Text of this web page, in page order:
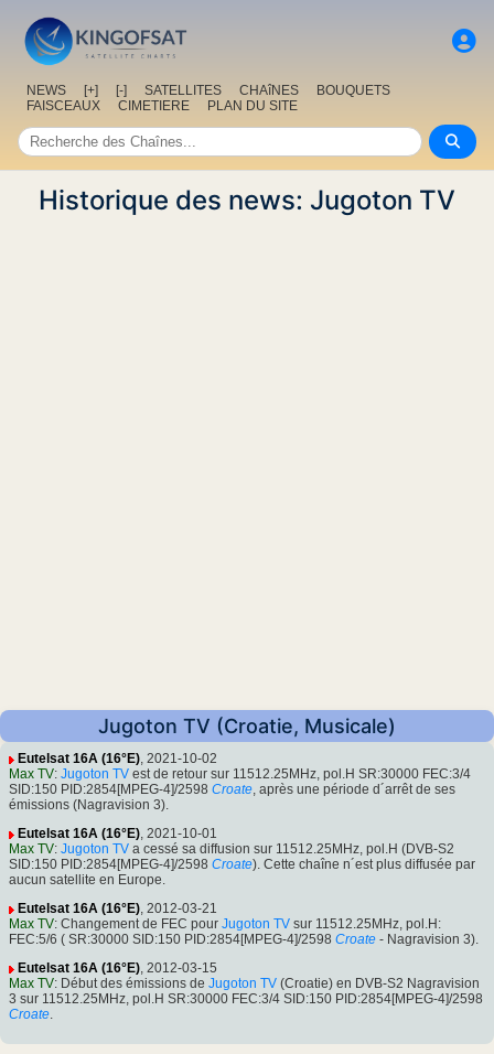
NEWS [+] [-] SATELLITES CHAîNES
BOUQUETS
FAISCEAUX
CIMETIERE PLAN DU SITE
Historique des news: Jugoton TV
Jugoton TV (Croatie, Musicale)
Eutelsat 16A (16°E), 2021-10-02
Max TV: Jugoton TV est de retour sur 11512.25MHz, pol.H SR:30000 FEC:3/4
SID:150 PID:2854[MPEG-4]/2598 Croate, après une période d´arrêt de ses
émissions (Nagravision 3).
Eutelsat 16A (16°E), 2021-10-01
Max TV: Jugoton TV a cessé sa diffusion sur 11512.25MHz, pol.H (DVB-S2
SID:150 PID:2854[MPEG-4]/2598 Croate). Cette chaîne n´est plus diffusée par
aucun satellite en Europe.
Eutelsat 16A (16°E), 2012-03-21
Max TV: Changement de FEC pour Jugoton TV sur 11512.25MHz, pol.H:
FEC:5/6 ( SR:30000 SID:150 PID:2854[MPEG-4]/2598 Croate - Nagravision 3).
Eutelsat 16A (16°E), 2012-03-15
Max TV: Début des émissions de Jugoton TV (Croatie) en DVB-S2 Nagravision
3 sur 11512.25MHz, pol.H SR:30000 FEC:3/4 SID:150 PID:2854[MPEG-4]/2598
Croate.